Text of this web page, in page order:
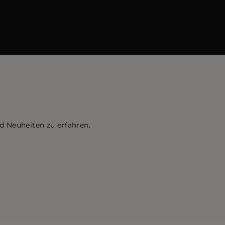
Neuheiten zu erfahren.